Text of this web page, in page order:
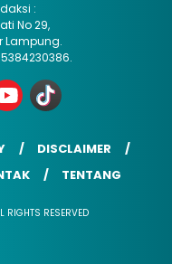
:
No 29,
Lampung.
DISCLAIMER
TENTANG
RESERVED